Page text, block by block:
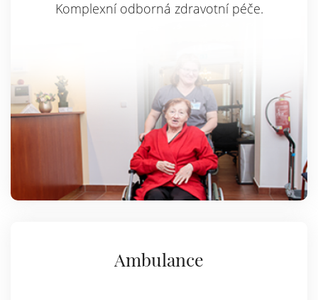
Komplexní odborná zdravotní péče.
Ambulance